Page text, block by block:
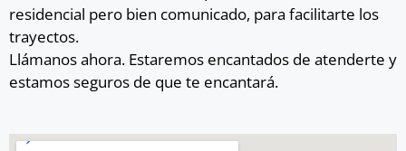
residencial pero bien comunicado, para facilitarte los
trayectos.
Llámanos ahora. Estaremos encantados de atenderte y
estamos seguros de que te encantará.